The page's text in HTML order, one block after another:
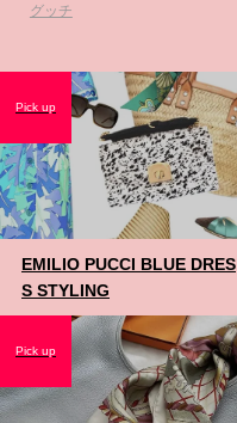
グッチ
EMILIO PUCCI BLUE DRES
S STYLING
Pick up
Pick up